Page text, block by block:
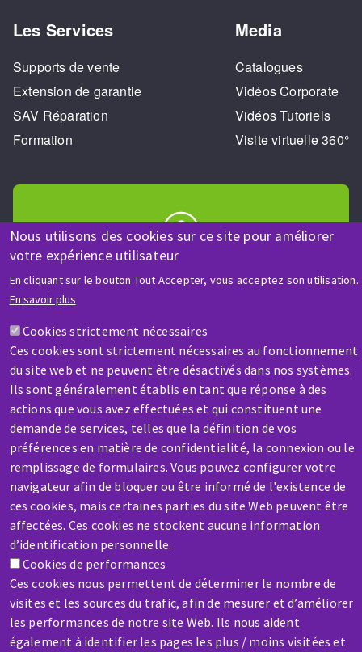
Nous utilisons des cookies sur ce site pour améliorer
votre expérience utilisateur
En cliquant sur le bouton Tout Accepter, vous acceptez son utilisation.
En savoir plus
Cookies strictement nécessaires
Ces cookies sont strictement nécessaires au fonctionnement
du site web et ne peuvent être désactivés dans nos systèmes.
Ils sont généralement établis en tant que réponse à des
actions que vous avez effectuées et qui constituent une
demande de services, telles que la définition de vos
préférences en matière de confidentialité, la connexion ou le
remplissage de formulaires. Vous pouvez configurer votre
navigateur afin de bloquer ou être informé de l'existence de
ces cookies, mais certaines parties du site Web peuvent être
affectées. Ces cookies ne stockent aucune information
d’identification personnelle.
Cookies de performances
Ces cookies nous permettent de déterminer le nombre de
visites et les sources du trafic, afin de mesurer et d’améliorer
les performances de notre site Web. Ils nous aident
également à identifier les pages les plus / moins visitées et
Les Services
Supports de vente
Extension de garantie
SAV Réparation
Formation
Media
Catalogues
Vidéos Corporate
Vidéos Tutoriels
Visite virtuelle 360°
AIDE & CONTACT
Une question ? Un renseignement ?
Contactez-nous
SAV / RÉPARATION
Une machine cassée ? En panne ?
Contactez-nous
Aller